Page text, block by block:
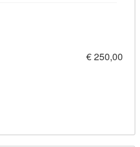
€ 250,00